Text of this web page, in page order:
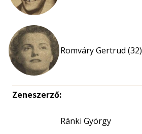
Romváry Gertrud (32)
Zeneszerző:
Ránki György